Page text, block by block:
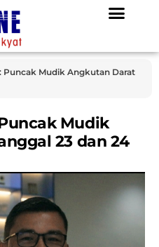
Puncak Mudik Angkutan Darat
Mudik
23 dan 24